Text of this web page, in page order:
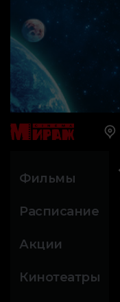
Фильмы
Расписание
Акции
Кинотеатры